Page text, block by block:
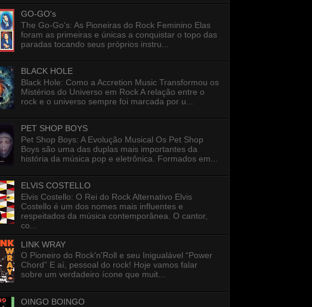
GO-GO's
The Go-Go's: As Pioneiras do Rock Feminino Elas
foram as primeiras e únicas a conquistar o topo das
paradas tocando seus próprios instru...
BLACK HOLE
Black Hole: Como a Accretion Music Transformou os
Mistérios do Universo em Rock A relação entre o
rock e o universo sempre foi marcada por u...
PET SHOP BOYS
Pet Shop Boys: A Evolução Musical Os Pet Shop
Boys são uma das duplas mais importantes da
história da música pop e eletrônica. Formados em...
ELVIS COSTELLO
Elvis Costello: O Rei do Rock Alternativo Elvis
Costello é um dos nomes mais influentes e
respeitados da música contemporânea. O cantor,
co...
LINK WRAY
O Pioneiro do Rock'n'Roll e seu Inigualável “Power
Chord” E aí, pessoal do rock! Hoje vamos falar
sobre um verdadeiro ícone que muit...
OINGO BOINGO